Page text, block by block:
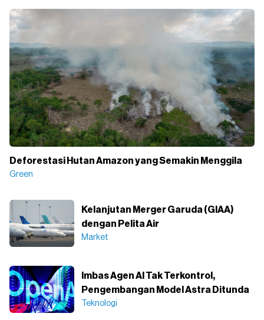
Deforestasi Hutan Amazon yang Semakin Menggila
Green
Kelanjutan Merger Garuda (GIAA)
dengan Pelita Air
Market
Imbas Agen AI Tak Terkontrol,
Pengembangan Model Astra Ditunda
Teknologi